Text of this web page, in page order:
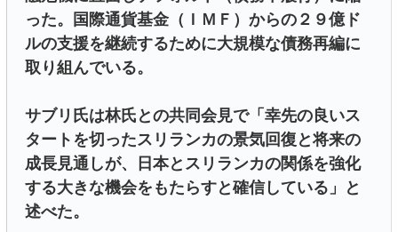
った。国際通貨基金（ＩＭＦ）からの２９億ド
ルの支援を継続するために大規模な債務再編に
取り組んでいる。
サブリ氏は林氏との共同会見で「幸先の良いス
タートを切ったスリランカの景気回復と将来の
成長見通しが、日本とスリランカの関係を強化
する大きな機会をもたらすと確信している」と
述べた。